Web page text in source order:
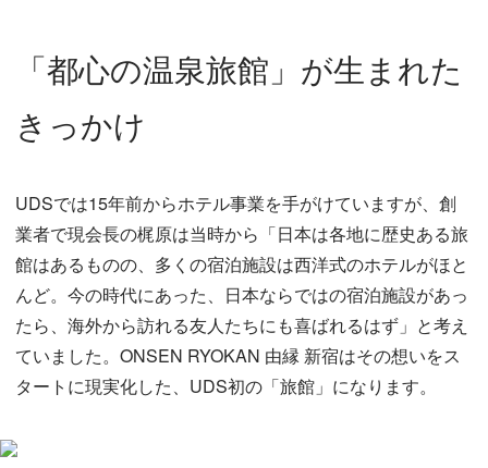
「都心の温泉旅館」が生まれた
きっかけ
UDSでは15年前からホテル事業を手がけていますが、創
業者で現会長の梶原は当時から「日本は各地に歴史ある旅
館はあるものの、多くの宿泊施設は西洋式のホテルがほと
んど。今の時代にあった、日本ならではの宿泊施設があっ
たら、海外から訪れる友人たちにも喜ばれるはず」と考え
ていました。ONSEN RYOKAN 由縁 新宿はその想いをス
タートに現実化した、UDS初の「旅館」になります。